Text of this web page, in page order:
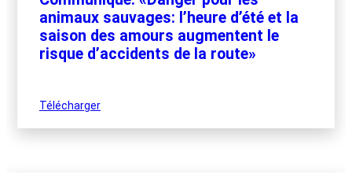
animaux sauvages: l’heure d’été et la
saison des amours augmentent le
risque d’accidents de la route»
Télécharger